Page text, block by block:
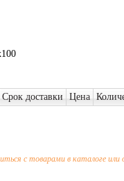
Срок доставки Цена
с товарами в каталоге